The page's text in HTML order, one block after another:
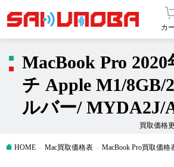
カ
買取価格
MacBook Pro 2020
チ Apple M1/8GB/
ルバー/ MYDA2J/
HOME Mac買取価格表 MacBook Pro買取価格